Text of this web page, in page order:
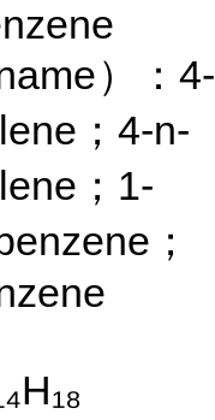
）：4-
；4-n-
；1-
；